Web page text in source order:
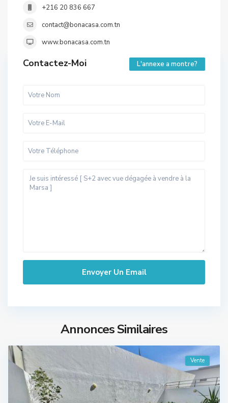
+216 20 836 667
contact@bonacasa.com.tn
www.bonacasa.com.tn
Contactez-Moi L'annexe a montre?
Annonces Similaires
Vente